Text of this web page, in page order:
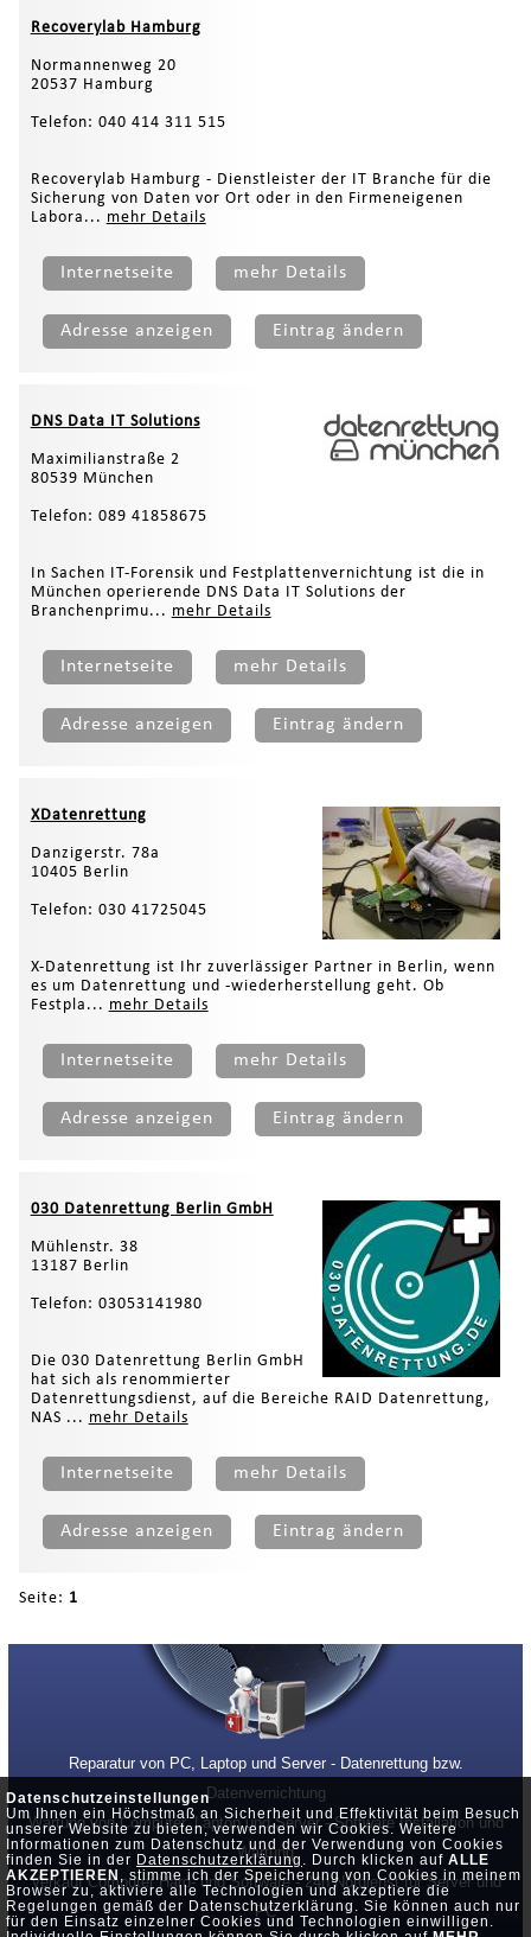
Datenschutzeinstellungen
Um Ihnen ein Höchstmaß an Sicherheit und Effektivität beim Besuch
unserer Website zu bieten, verwenden wir Cookies. Weitere
Informationen zum Datenschutz und der Verwendung von Cookies
finden Sie in der Datenschutzerklärung . Durch klicken auf ALLE
AKZEPTIEREN , stimme ich der Speicherung von Cookies in meinem
Browser zu, aktiviere alle Technologien und akzeptiere die
Regelungen gemäß der Datenschutzerklärung. Sie können auch nur
für den Einsatz einzelner Cookies und Technologien einwilligen.
Recoverylab Hamburg
Normannenweg 20
20537 Hamburg
Telefon: 040 414 311 515
Recoverylab Hamburg - Dienstleister der IT Branche für die
Sicherung von Daten vor Ort oder in den Firmeneigenen
Labora... mehr Details
Internetseite mehr Details
Adresse anzeigen Eintrag ändern
DNS Data IT Solutions
Maximilianstraße 2
80539 München
Telefon: 089 41858675
In Sachen IT-Forensik und Festplattenvernichtung ist die in
München operierende DNS Data IT Solutions der
Branchenprimu... mehr Details
Internetseite mehr Details
Adresse anzeigen Eintrag ändern
XDatenrettung
Danzigerstr. 78a
10405 Berlin
Telefon: 030 41725045
X-Datenrettung ist Ihr zuverlässiger Partner in Berlin, wenn
es um Datenrettung und -wiederherstellung geht. Ob
Festpla... mehr Details
Internetseite mehr Details
Adresse anzeigen Eintrag ändern
030 Datenrettung Berlin GmbH
Mühlenstr. 38
13187 Berlin
Telefon: 03053141980
Die 030 Datenrettung Berlin GmbH
hat sich als renommierter
Datenrettungsdienst, auf die Bereiche RAID Datenrettung,
NAS ... mehr Details
Internetseite mehr Details
Adresse anzeigen Eintrag ändern
Seite: 1
Reparatur von PC, Laptop und Server - Datenrettung bzw.
Datenvernichtung
Wartung von Computer, Laptop und Server - Software Installation und
Wartung
Verkauf Computer Hard- und Software - 24h Notdienst für Server und
PC